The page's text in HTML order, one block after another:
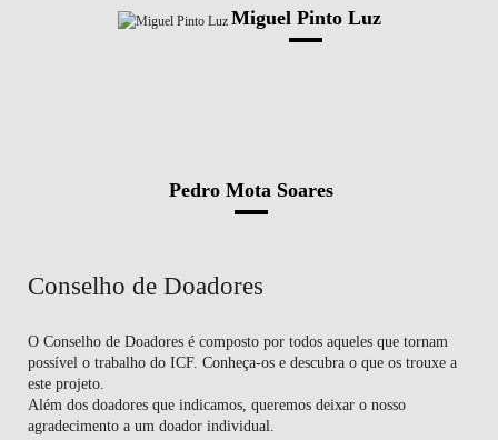
Miguel Pinto Luz
Pedro Mota Soares
Conselho de Doadores
O Conselho de Doadores é composto por todos aqueles que tornam
possível o trabalho do ICF. Conheça-os e descubra o que os trouxe a
este projeto.
Além dos doadores que indicamos, queremos deixar o nosso
agradecimento a um doador individual.